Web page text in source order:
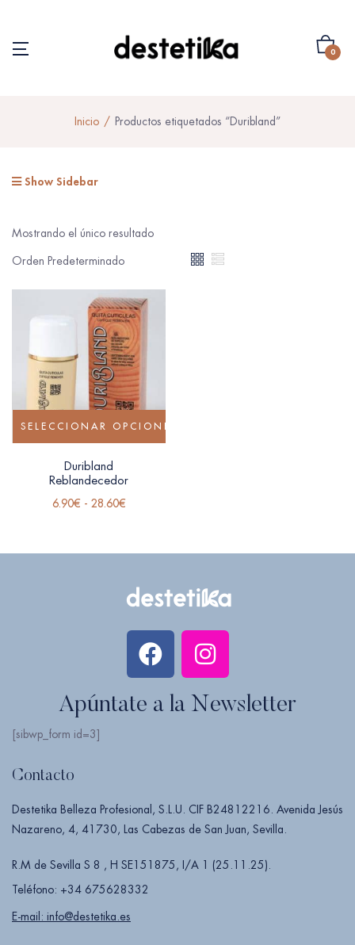
0
Inicio Productos etiquetados “Duribland”
Show Sidebar
Mostrando el único resultado
SELECCIONAR OPCIONES
Duribland
Reblandecedor
6.90€ - 28.60€
Apúntate a la Newsletter
[sibwp_form id=3]
Contacto
Destetika Belleza Profesional, S.L.U. CIF B24812216. Avenida Jesús
Nazareno, 4, 41730, Las Cabezas de San Juan, Sevilla.
R.M de Sevilla S 8 , H SE151875, I/A 1 (25.11.25).
Teléfono: +34 675628332
E-mail: info@destetika.es